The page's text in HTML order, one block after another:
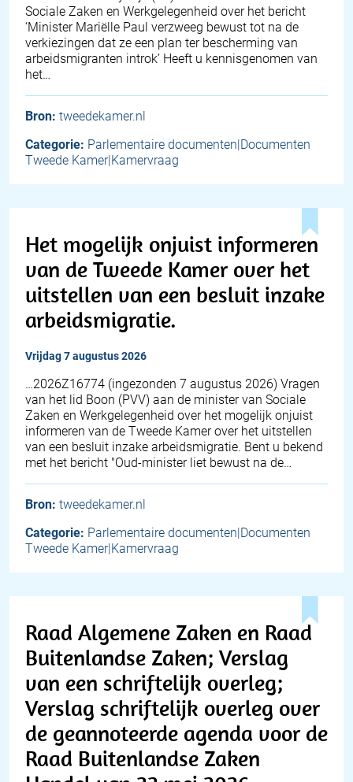
Sociale Zaken en Werkgelegenheid over het bericht
‘Minister Mariëlle Paul verzweeg bewust tot na de
verkiezingen dat ze een plan ter bescherming van
arbeidsmigranten introk’ Heeft u kennisgenomen van
het…
Bron: tweedekamer.nl
Categorie: Parlementaire documenten|Documenten
Tweede Kamer|Kamervraag
Het mogelijk onjuist informeren
van de Tweede Kamer over het
uitstellen van een besluit inzake
arbeidsmigratie.
vrijdag 7 augustus 2026
… 2026Z16774 (ingezonden 7 augustus 2026) Vragen
van het lid Boon (PVV) aan de minister van Sociale
Zaken en Werkgelegenheid over het mogelijk onjuist
informeren van de Tweede Kamer over het uitstellen
van een besluit inzake arbeidsmigratie. Bent u bekend
met het bericht "Oud-minister liet bewust na de…
Bron: tweedekamer.nl
Categorie: Parlementaire documenten|Documenten
Tweede Kamer|Kamervraag
Raad Algemene Zaken en Raad
Buitenlandse Zaken; Verslag
van een schriftelijk overleg;
Verslag schriftelijk overleg over
de geannoteerde agenda voor de
Raad Buitenlandse Zaken